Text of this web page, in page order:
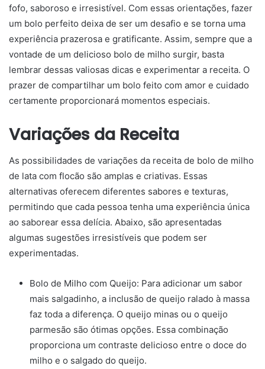
fofo, saboroso e irresistível. Com essas orientações, fazer
um bolo perfeito deixa de ser um desafio e se torna uma
experiência prazerosa e gratificante. Assim, sempre que a
vontade de um delicioso bolo de milho surgir, basta
lembrar dessas valiosas dicas e experimentar a receita. O
prazer de compartilhar um bolo feito com amor e cuidado
certamente proporcionará momentos especiais.
Variações da Receita
As possibilidades de variações da receita de bolo de milho
de lata com flocão são amplas e criativas. Essas
alternativas oferecem diferentes sabores e texturas,
permitindo que cada pessoa tenha uma experiência única
ao saborear essa delícia. Abaixo, são apresentadas
algumas sugestões irresistíveis que podem ser
experimentadas.
Bolo de Milho com Queijo: Para adicionar um sabor
mais salgadinho, a inclusão de queijo ralado à massa
faz toda a diferença. O queijo minas ou o queijo
parmesão são ótimas opções. Essa combinação
proporciona um contraste delicioso entre o doce do
milho e o salgado do queijo.